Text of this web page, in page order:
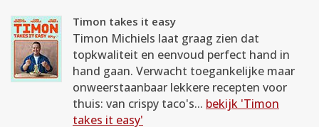
Timon takes it easy
Timon Michiels laat graag zien dat
topkwaliteit en eenvoud perfect hand in
hand gaan. Verwacht toegankelijke maar
onweerstaanbaar lekkere recepten voor
thuis: van crispy taco's... bekijk 'Timon
takes it easy'